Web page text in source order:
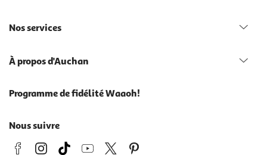
Nos services
À propos d'Auchan
Programme de fidélité Waaoh!
Nous suivre